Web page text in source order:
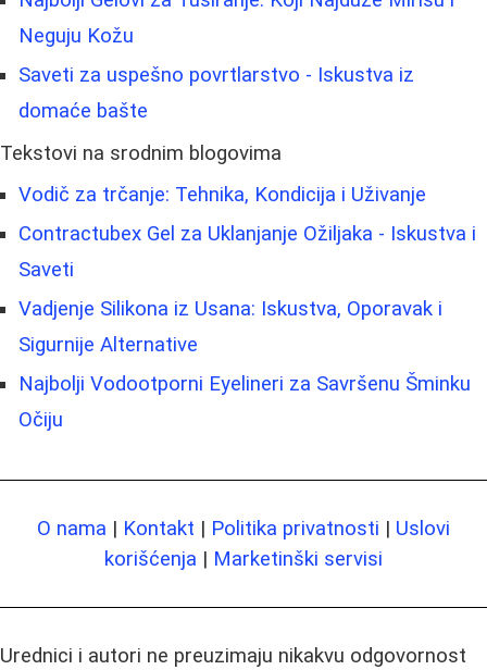
Neguju Kožu
Saveti za uspešno povrtlarstvo - Iskustva iz
domaće bašte
Tekstovi na srodnim blogovima
Vodič za trčanje: Tehnika, Kondicija i Uživanje
Contractubex Gel za Uklanjanje Ožiljaka - Iskustva i
Saveti
Vadjenje Silikona iz Usana: Iskustva, Oporavak i
Sigurnije Alternative
Najbolji Vodootporni Eyelineri za Savršenu Šminku
Očiju
O nama | Kontakt | Politika privatnosti | Uslovi
korišćenja | Marketinški servisi
Urednici i autori ne preuzimaju nikakvu odgovornost